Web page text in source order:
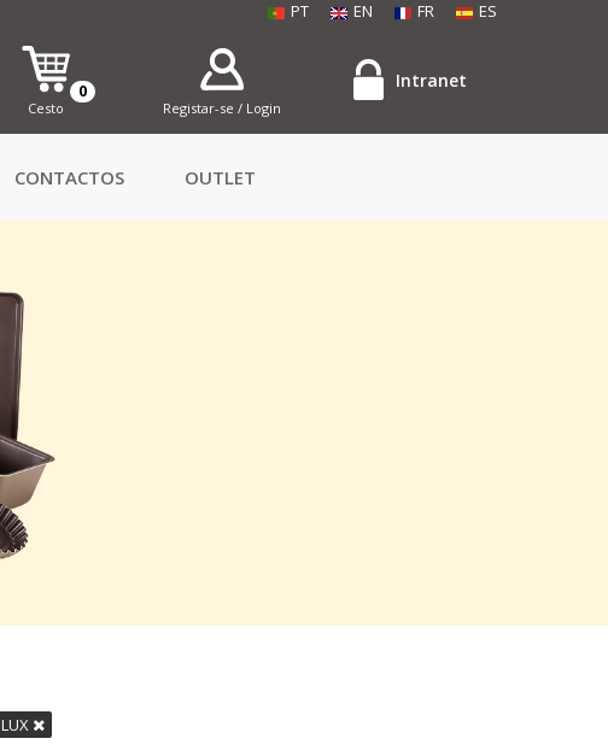
PT EN FR ES
Intranet
Registar-se / Login
0
Cesto
CONTACTOS OUTLET
LUX